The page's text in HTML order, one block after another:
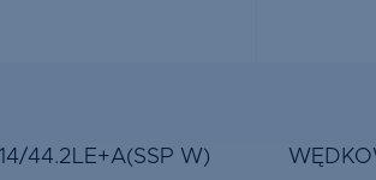
44.2LE+A(SSP W)